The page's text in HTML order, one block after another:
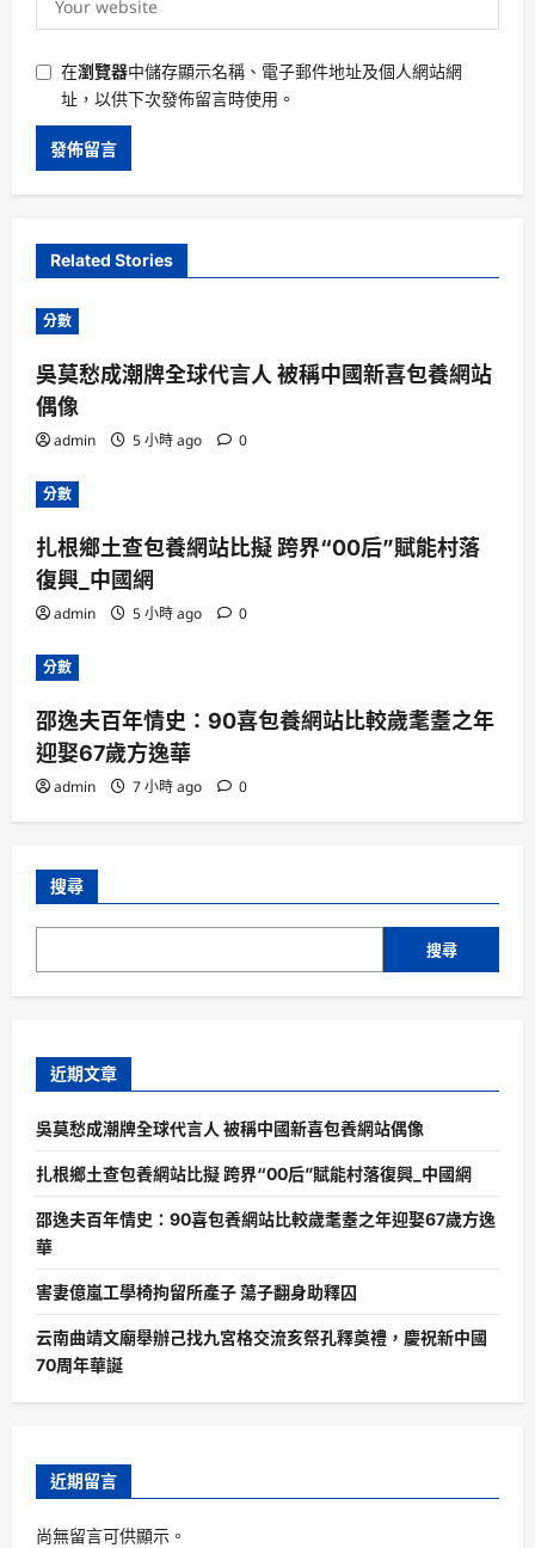
在瀏覽器中儲存顯示名稱、電子郵件地址及個人網站網
址，以供下次發佈留言時使用。
Related Stories
分數
吳莫愁成潮牌全球代言人 被稱中國新喜包養網站
偶像
admin 5 小時 ago 0
分數
扎根鄉土查包養網站比擬 跨界“00后”賦能村落
復興_中國網
admin 5 小時 ago 0
分數
邵逸夫百年情史：90喜包養網站比較歲耄耋之年
迎娶67歲方逸華
admin 7 小時 ago 0
搜尋
搜尋
近期文章
吳莫愁成潮牌全球代言人 被稱中國新喜包養網站偶像
扎根鄉土查包養網站比擬 跨界“00后”賦能村落復興_中國網
邵逸夫百年情史：90喜包養網站比較歲耄耋之年迎娶67歲方逸
華
害妻億嵐工學椅拘留所產子 蕩子翻身助釋囚
云南曲靖文廟舉辦己找九宮格交流亥祭孔釋奠禮，慶祝新中國
70周年華誕
近期留言
尚無留言可供顯示。